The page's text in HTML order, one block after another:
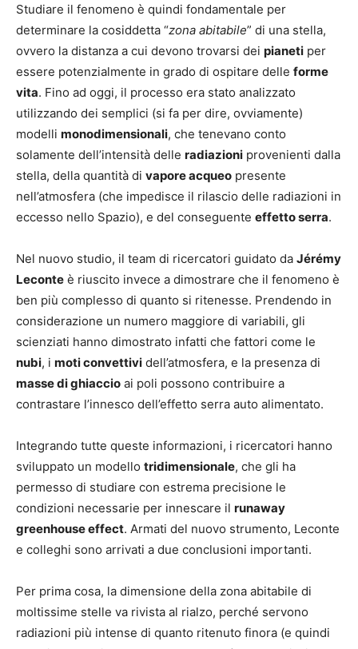
Studiare il fenomeno è quindi fondamentale per
determinare la cosiddetta “zona abitabile” di una stella,
ovvero la distanza a cui devono trovarsi dei pianeti per
essere potenzialmente in grado di ospitare delle forme
vita. Fino ad oggi, il processo era stato analizzato
utilizzando dei semplici (si fa per dire, ovviamente)
modelli monodimensionali, che tenevano conto
solamente dell’intensità delle radiazioni provenienti dalla
stella, della quantità di vapore acqueo presente
nell’atmosfera (che impedisce il rilascio delle radiazioni in
eccesso nello Spazio), e del conseguente effetto serra.
Nel nuovo studio, il team di ricercatori guidato da Jérémy
Leconte è riuscito invece a dimostrare che il fenomeno è
ben più complesso di quanto si ritenesse. Prendendo in
considerazione un numero maggiore di variabili, gli
scienziati hanno dimostrato infatti che fattori come le
nubi, i moti convettivi dell’atmosfera, e la presenza di
masse di ghiaccio ai poli possono contribuire a
contrastare l’innesco dell’effetto serra auto alimentato.
Integrando tutte queste informazioni, i ricercatori hanno
sviluppato un modello tridimensionale, che gli ha
permesso di studiare con estrema precisione le
condizioni necessarie per innescare il runaway
greenhouse effect. Armati del nuovo strumento, Leconte
e colleghi sono arrivati a due conclusioni importanti.
Per prima cosa, la dimensione della zona abitabile di
moltissime stelle va rivista al rialzo, perché servono
radiazioni più intense di quanto ritenuto finora (e quindi